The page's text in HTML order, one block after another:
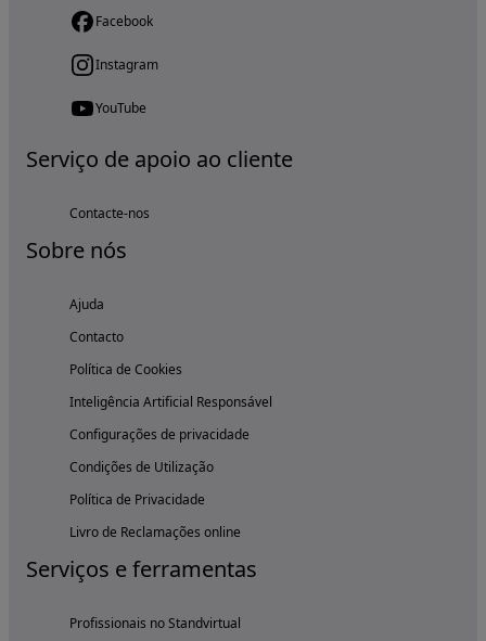
Facebook
Instagram
YouTube
Serviço de apoio ao cliente
Contacte-nos
Sobre nós
Ajuda
Contacto
Política de Cookies
Inteligência Artificial Responsável
Configurações de privacidade
Condições de Utilização
Política de Privacidade
Livro de Reclamações online
Serviços e ferramentas
Profissionais no Standvirtual